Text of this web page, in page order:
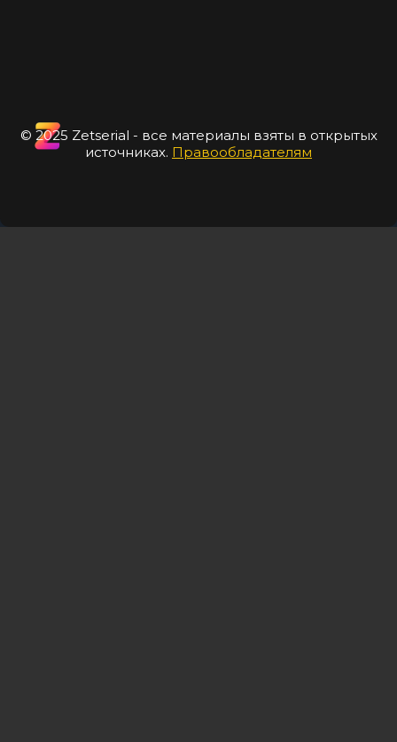
© 2025 Zetserial - все материалы взяты в открытых
источниках. Правообладателям